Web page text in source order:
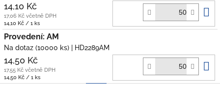
14,10 Kč
17,06 Kč včetně DPH
Měrná
cena:
14,10 Kč / 1 ks
Provedení: AM
Na dotaz (10000 ks) | HD2289AM
14,50 Kč
17,55 Kč včetně DPH
Měrná
cena:
14,50 Kč / 1 ks